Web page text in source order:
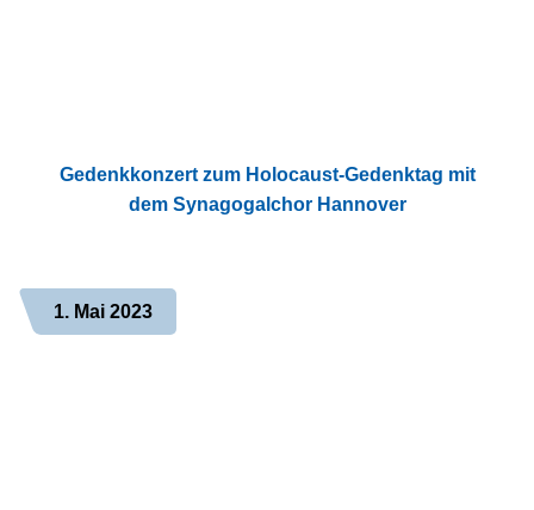
Gedenkkonzert zum Holocaust-Gedenktag mit
dem Synagogalchor Hannover
1. Mai 2023